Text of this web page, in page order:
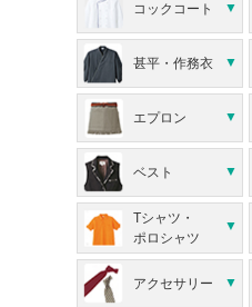
コックコート
甚平・作務衣
エプロン
ベスト
Tシャツ・
ポロシャツ
アクセサリー